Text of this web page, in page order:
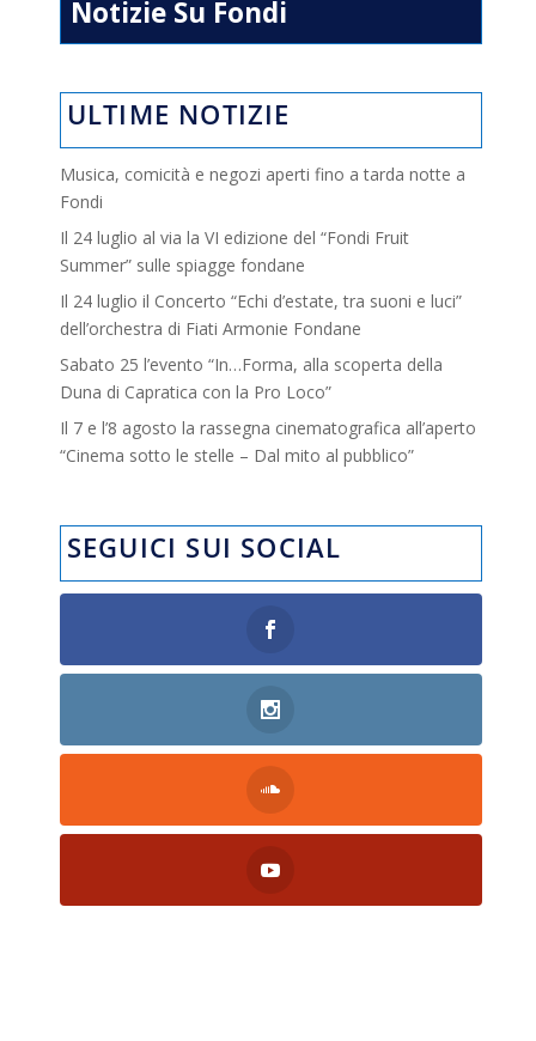
Notizie Su Fondi
ULTIME NOTIZIE
Musica, comicità e negozi aperti fino a tarda notte a
Fondi
Il 24 luglio al via la VI edizione del “Fondi Fruit
Summer” sulle spiagge fondane
Il 24 luglio il Concerto “Echi d’estate, tra suoni e luci”
dell’orchestra di Fiati Armonie Fondane
Sabato 25 l’evento “In…Forma, alla scoperta della
Duna di Capratica con la Pro Loco”
Il 7 e l’8 agosto la rassegna cinematografica all’aperto
“Cinema sotto le stelle – Dal mito al pubblico”
SEGUICI SUI SOCIAL